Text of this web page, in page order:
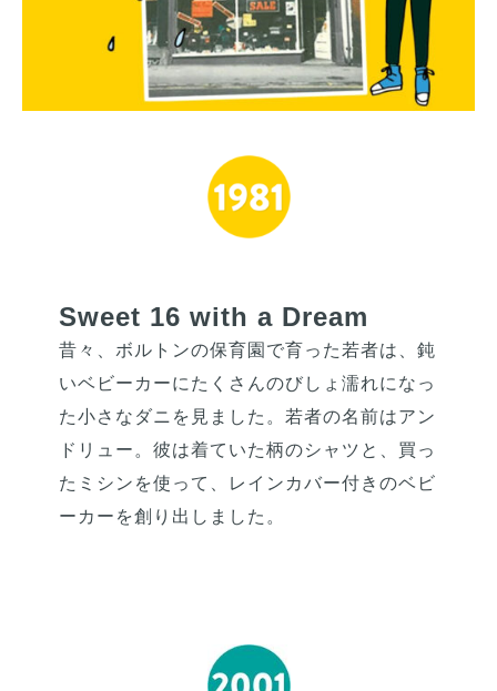
Sweet 16 with a Dream
昔々、ボルトンの保育園で育った若者は、鈍
いベビーカーにたくさんのびしょ濡れになっ
た小さなダニを見ました。若者の名前はアン
ドリュー。彼は着ていた柄のシャツと、買っ
たミシンを使って、レインカバー付きのベビ
ーカーを創り出しました。